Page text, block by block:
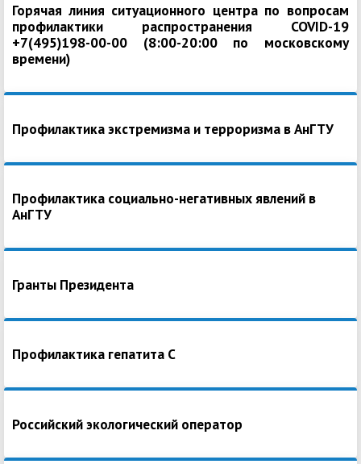
Горячая линия ситуационного центра по вопросам
профилактики распространения COVID-19
+7(495)198-00-00 (8:00-20:00 по московскому
времени)
Профилактика экстремизма и терроризма в АнГТУ
Профилактика социально-негативных явлений в
АнГТУ
Гранты Президента
Профилактика гепатита С
Российский экологический оператор